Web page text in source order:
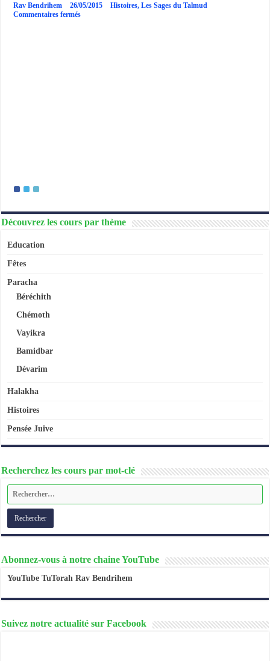
Rav Bendrihem 26/05/2015 Histoires,Les Sages du Talmud
Commentaires ferméssur
Découvrez les cours par thème
Education
Fêtes
Paracha
Béréchith
Chémoth
Vayikra
Bamidbar
Dévarim
Halakha
Histoires
Pensée Juive
Recherchez les cours par mot-clé
Abonnez-vous à notre chaine YouTube
YouTube TuTorah Rav Bendrihem
Suivez notre actualité sur Facebook